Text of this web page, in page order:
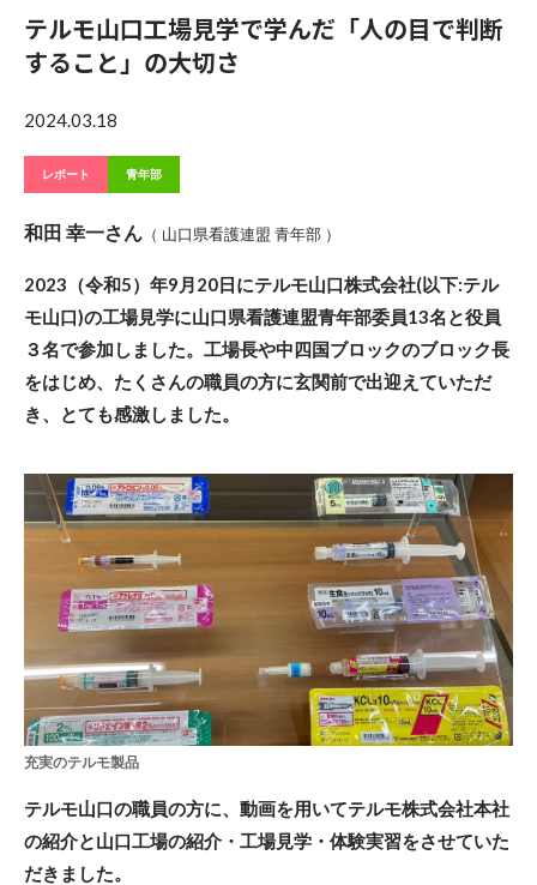
テルモ山口工場見学で学んだ「人の目で判断
すること」の大切さ
2024.03.18
レポート 青年部
和田 幸一さん （ 山口県看護連盟 青年部 ）
2023（令和5）年9月20日にテルモ山口株式会社(以下:テル
モ山口)の工場見学に山口県看護連盟青年部委員13名と役員
３名で参加しました。工場長や中四国ブロックのブロック長
をはじめ、たくさんの職員の方に玄関前で出迎えていただ
き、とても感激しました。
充実のテルモ製品
テルモ山口の職員の方に、動画を用いてテルモ株式会社本社
の紹介と山口工場の紹介・工場見学・体験実習をさせていた
だきました。